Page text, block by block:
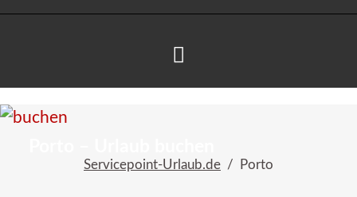
einfach
Servicepoint-Urlaub.de Porto